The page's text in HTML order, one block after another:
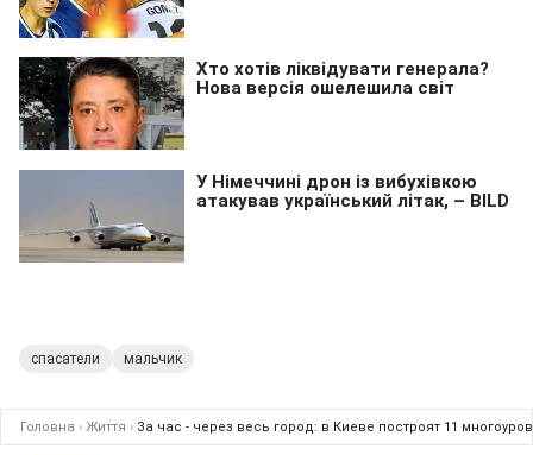
спасатели мальчик
Головна › Життя › За час - через весь город: в Киеве построят 11